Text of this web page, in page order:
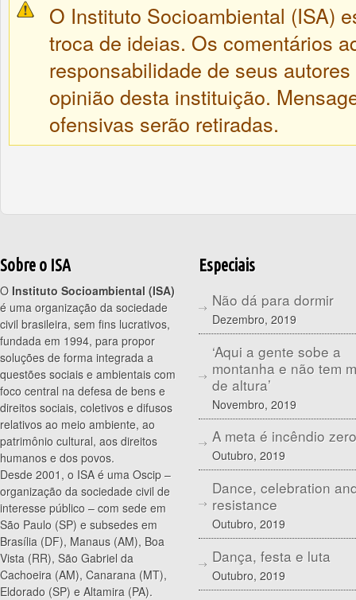
O Instituto Socioambiental (ISA)
troca de ideias. Os comentários
responsabilidade de seus
opinião desta instituição.
ofensivas serão retiradas.
Sobre o ISA
O Instituto Socioambiental (ISA)
é uma organização da sociedade
civil brasileira, sem fins lucrativos,
fundada em 1994, para propor
soluções de forma integrada a
questões sociais e ambientais com
foco central na defesa de bens e
direitos sociais, coletivos e difusos
relativos ao meio ambiente, ao
patrimônio cultural, aos direitos
humanos e dos povos.
Desde 2001, o ISA é uma Oscip –
organização da sociedade civil de
interesse público – com sede em
São Paulo (SP) e subsedes em
Brasília (DF), Manaus (AM), Boa
Vista (RR), São Gabriel da
Cachoeira (AM), Canarana (MT),
Eldorado (SP) e Altamira (PA).
Especiais
Não dá para dormir
Dezembro, 2019
‘Aqui a gente sobe a
montanha e não tem
de altura’
Novembro, 2019
A meta é incêndio zero
Outubro, 2019
Dance, celebration
resistance
Outubro, 2019
Dança, festa e luta
Outubro, 2019